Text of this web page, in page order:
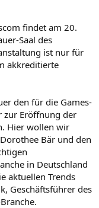
findet am 20.
Saal des
ist nur für
akkreditierte
den für die Games-
zur Eröffnung der
Hier wollen wir
Bär und den
in Deutschland
aktuellen Trends
Geschäftsführer des